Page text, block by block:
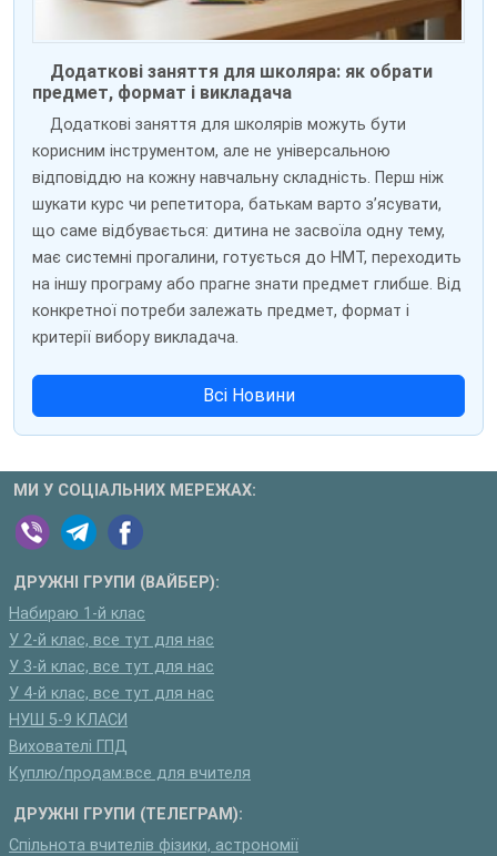
Додаткові заняття для школяра: як обрати
предмет, формат і викладача
Додаткові заняття для школярів можуть бути
корисним інструментом, але не універсальною
відповіддю на кожну навчальну складність. Перш ніж
шукати курс чи репетитора, батькам варто з’ясувати,
що саме відбувається: дитина не засвоїла одну тему,
має системні прогалини, готується до НМТ, переходить
на іншу програму або прагне знати предмет глибше. Від
конкретної потреби залежать предмет, формат і
критерії вибору викладача.
Всі Новини
МИ У СОЦІАЛЬНИХ МЕРЕЖАХ:
ДРУЖНІ ГРУПИ (ВАЙБЕР):
Набираю 1-й клас
У 2-й клас, все тут для нас
У 3-й клас, все тут для нас
У 4-й клас, все тут для нас
НУШ 5-9 КЛАСИ
Вихователі ГПД
Куплю/продам:все для вчителя
ДРУЖНІ ГРУПИ (ТЕЛЕГРАМ):
Спільнота вчителів фізики, астрономії